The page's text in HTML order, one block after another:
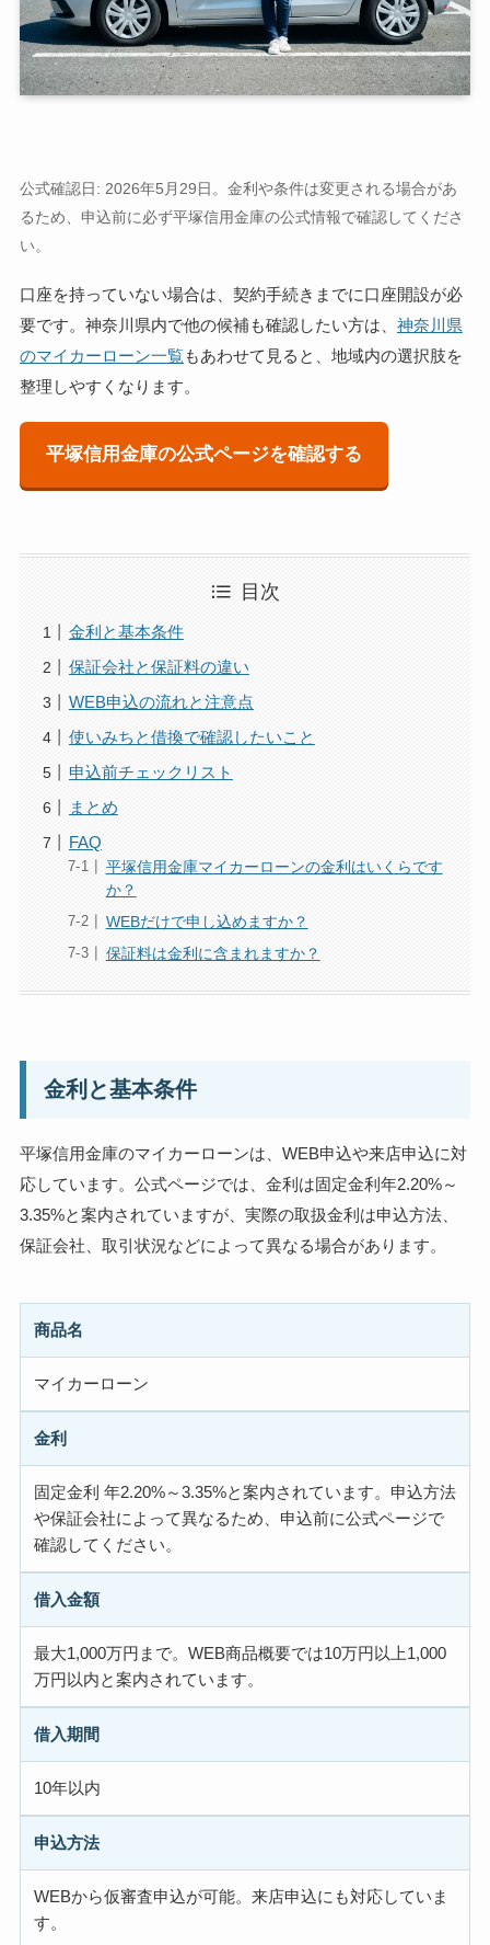
公式確認日: 2026年5月29日。金利や条件は変更される場合があ
るため、申込前に必ず平塚信用金庫の公式情報で確認してくださ
い。
口座を持っていない場合は、契約手続きまでに口座開設が必
要です。神奈川県内で他の候補も確認したい方は、 神奈川県
のマイカーローン一覧もあわせて見ると、地域内の選択肢を
整理しやすくなります。
平塚信用金庫の公式ページを確認する
目次
金利と基本条件
保証会社と保証料の違い
WEB申込の流れと注意点
使いみちと借換で確認したいこと
申込前チェックリスト
まとめ
FAQ
平塚信用金庫マイカーローンの金利はいくらです
か？
WEBだけで申し込めますか？
保証料は金利に含まれますか？
金利と基本条件
平塚信用金庫のマイカーローンは、WEB申込や来店申込に対
応しています。公式ページでは、金利は固定金利年2.20%～
3.35%と案内されていますが、実際の取扱金利は申込方法、
保証会社、取引状況などによって異なる場合があります。
商品名
マイカーローン
金利
固定金利 年2.20%～3.35%と案内されています。申込方法
や保証会社によって異なるため、申込前に公式ページで
確認してください。
借入金額
最大1,000万円まで。WEB商品概要では10万円以上1,000
万円以内と案内されています。
借入期間
10年以内
申込方法
WEBから仮審査申込が可能。来店申込にも対応していま
す。